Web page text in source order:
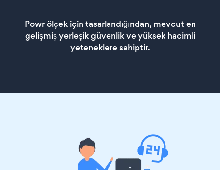
Powr ölçek için tasarlandığından, mevcut en
gelişmiş yerleşik güvenlik ve yüksek hacimli
yeteneklere sahiptir.